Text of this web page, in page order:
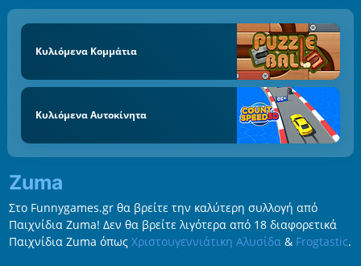
Κυλιόμενα Κομμάτια
Κυλιόμενα Αυτοκίνητα
Zuma
Στο Funnygames.gr θα βρείτε την καλύτερη συλλογή από
Παιχνίδια Zuma! Δεν θα βρείτε λιγότερα από 18 διαφορετικά
Παιχνίδια Zuma όπως Χριστουγεννιάτικη Αλυσίδα & Frogtastic.